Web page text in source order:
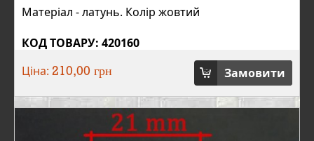
Матеріал - латунь. Колір жовтий
КОД ТОВАРУ: 420160
Ціна: 210,00 грн Замовити